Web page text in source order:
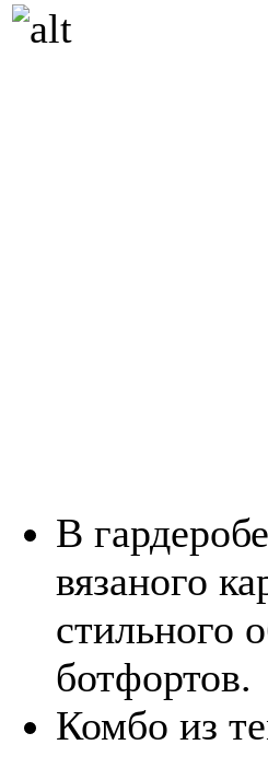
В
вязаного
стильного
ботфортов.
Комбо из